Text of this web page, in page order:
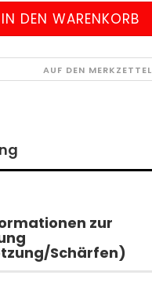
AUF DEN MERKZETTEL
zur
Schärfen)